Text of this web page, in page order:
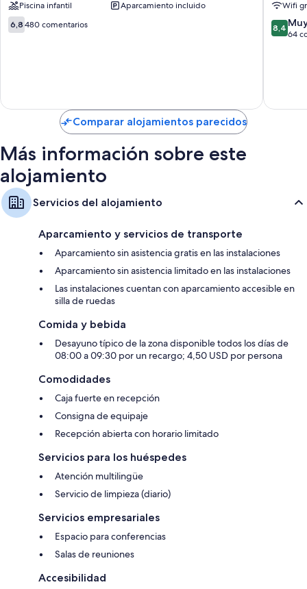
Ventiladores de techo y servicio de limpieza diario
centro
Piscina infantil Aparcamiento incluido
6.8
sobre
6,8 480 comentarios
centro
Wifi
8.4
sobre
8,4
64
Comparar alojamientos parecidos
Más información sobre este
alojamiento
Servicios del alojamiento
Aparcamiento y servicios de transporte
Aparcamiento sin asistencia gratis en las instalaciones
Aparcamiento sin asistencia limitado en las instalaciones
Las instalaciones cuentan con aparcamiento accesible en
silla de ruedas
Comida y bebida
Desayuno típico de la zona disponible todos los días de
08:00 a 09:30 por un recargo; 4,50 USD por persona
Comodidades
Caja fuerte en recepción
Consigna de equipaje
Recepción abierta con horario limitado
Servicios para los huéspedes
Atención multilingüe
Servicio de limpieza (diario)
Servicios empresariales
Espacio para conferencias
Salas de reuniones
Accesibilidad